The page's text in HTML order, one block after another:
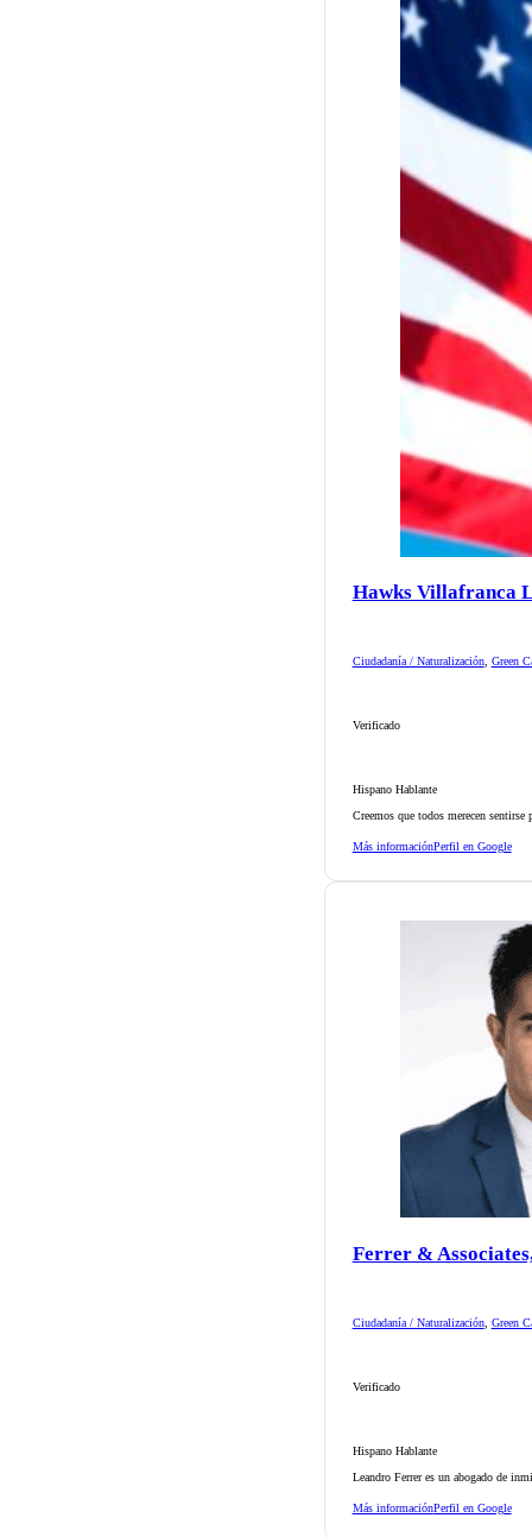
Hawks Villafranca
Ciudadanía / Naturalización, Green
Verificado
Hispano Hablante
Creemos que todos merecen
Más informaciónPerfil en Google
Ferrer &
Ciudadanía / Naturalización, Green
Verificado
Hispano Hablante
Leandro Ferrer es un abogado de
Más informaciónPerfil en Google